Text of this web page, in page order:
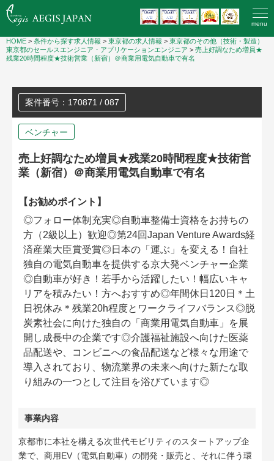
menu
HOME > 条件から探す求人情報 > 東京都の求人情報 > 東京都のその他（技術・製造）
東京都のセールスエンジニア・アプリケーションエンジニア > 売上好調なため増員★
残業20時間程度★技術営業（新宿）＠商業用電気自動車で有名
案件番号：170871 / 087
ベンチャー
売上好調なため増員★残業20時間程度★技術営
業（新宿）＠商業用電気自動車で有名
【お勧めポイント】
◎フォロー体制充実◎自動車整備士資格をお持ちの
方（2級以上）歓迎◎第24回Japan Venture Awards経
済産業大臣賞受賞◎日本の「運ぶ」を変える！自社
独自の電気自動車を提供する京大発ベンチャー企業
◎自動車が好き！若手から活躍したい！幅広いキャ
リアを積みたい！方へおすすめ◎年間休日120日＊土
日祝休み＊残業20h程度とワークライフバランス◎脱
炭素社会に向けた独自の「商業用電気自動車」を展
開し成長中の企業です◎介護福祉施設へ向けた医薬
品配送や、コンビニへの食品配送など様々な用途で
導入されており、物流業界の未来へ向けた新たな取
り組みの一つとして注目を浴びています◎
事業内容
京都市に本社を構える次世代モビリティのスタートアップ企
業で、商用EV（電気自動車）の開発・販売と、それに伴う環